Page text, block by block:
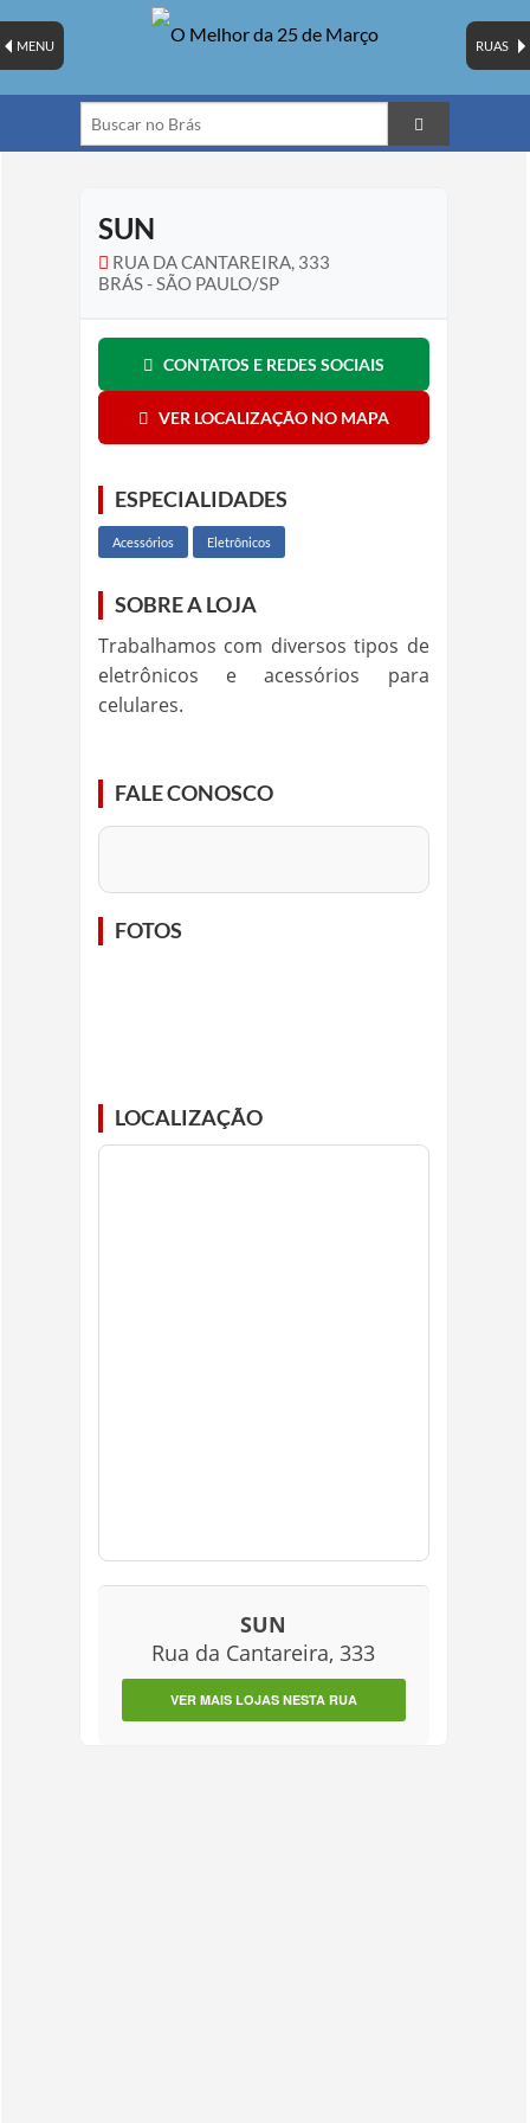
RUAS
MENU
SUN
RUA DA CANTAREIRA, 333
BRÁS - SÃO PAULO/SP
CONTATOS E REDES SOCIAIS
VER LOCALIZAÇÃO NO MAPA
ESPECIALIDADES
Acessórios Eletrônicos
SOBRE A LOJA
Trabalhamos com diversos tipos de
eletrônicos e acessórios para
celulares.
FALE CONOSCO
FOTOS
LOCALIZAÇÃO
SUN
Rua da Cantareira, 333
VER MAIS LOJAS NESTA RUA